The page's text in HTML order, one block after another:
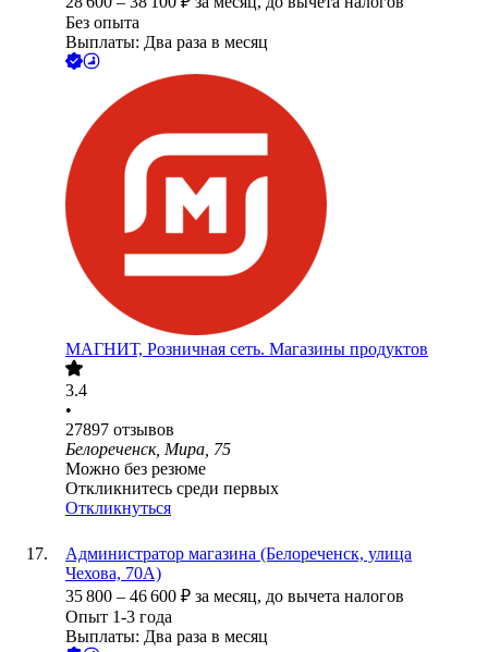
Без опыта
Выплаты: Два раза в месяц
МАГНИТ, Розничная сеть. Магазины продуктов
3.4
•
27897 отзывов
Белореченск, Мира, 75
Можно без резюме
Откликнитесь среди первых
Откликнуться
Администратор магазина (Белореченск, улица
Чехова, 70А)
35 800 – 46 600 ₽ за месяц, до вычета налогов
Опыт 1-3 года
Выплаты: Два раза в месяц